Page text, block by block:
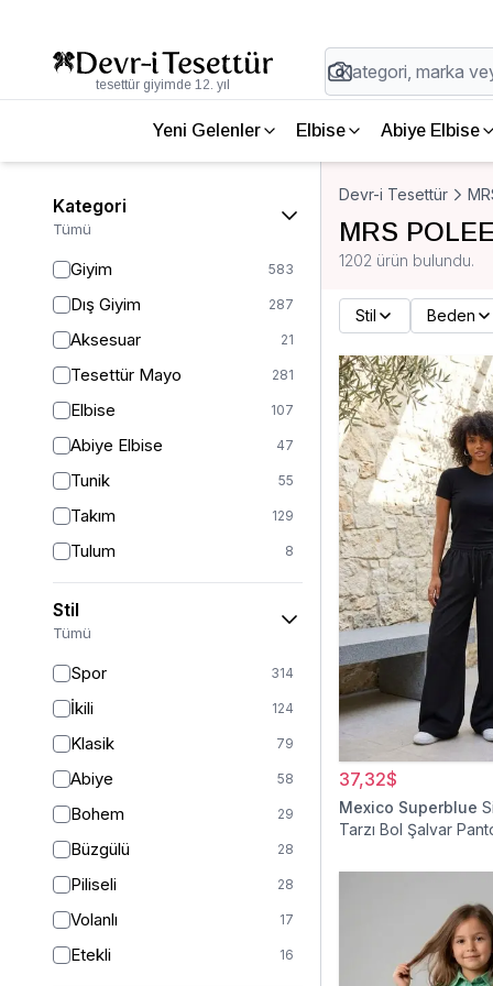
tesettür giyimde 12. yıl
Yeni Gelenler Elbise Abiye Elbise
Kategori
Tümü
Giyim 583
Dış Giyim 287
Aksesuar 21
Tesettür Mayo 281
Elbise 107
Abiye Elbise 47
Tunik 55
Takım 129
Tulum 8
Pantolon 151
Etek 19
Stil
Tümü
Spor 314
İkili 124
Klasik 79
Abiye 58
Bohem 29
Büzgülü 28
Piliseli 28
Volanlı 17
Etekli 16
Devr-i Tesettür
MRS
1202 ürün bulundu.
Stil Beden
37,32$
Mexico Superblue
Tarzı Bol Şalvar